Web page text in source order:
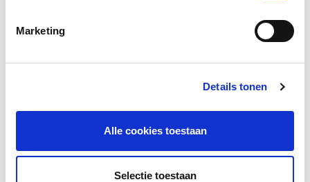
Marketing
Details tonen
Alle cookies toestaan
Selectie toestaan
Adora